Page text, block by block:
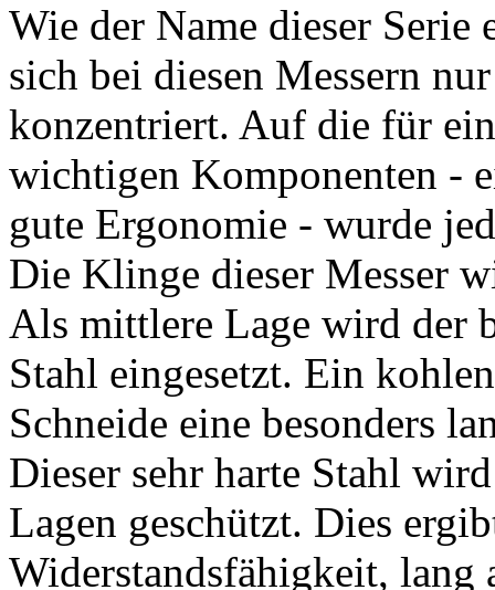
Wie der Name dieser Serie
sich bei diesen Messern
konzentriert. Auf die für
wichtigen Komponenten -
gute Ergonomie - wurde
Die Klinge dieser Messer
Als mittlere Lage wird der
Stahl eingesetzt. Ein
Schneide eine besonders
Dieser sehr harte Stahl
Lagen geschützt. Dies
Widerstandsfähigkeit, lang